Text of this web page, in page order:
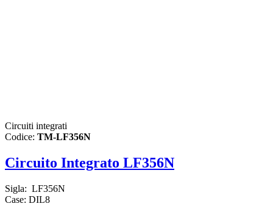
Circuiti integrati
Codice: TM-LF356N
Circuito Integrato LF356N
Sigla: LF356N
Case: DIL8